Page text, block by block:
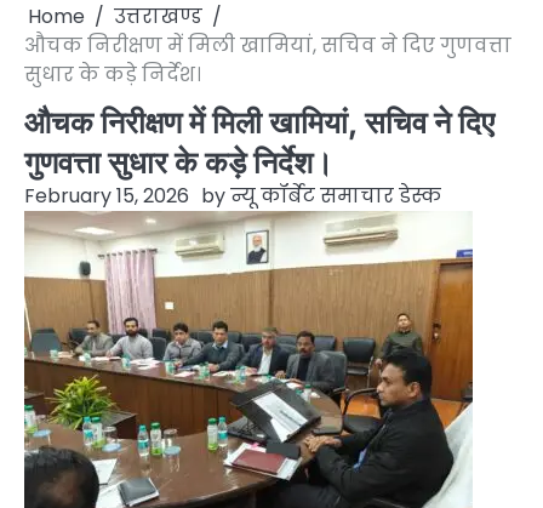
Home
उत्तराखण्ड
औचक निरीक्षण में मिली खामियां, सचिव ने दिए गुणवत्ता
सुधार के कड़े निर्देश।
औचक निरीक्षण में मिली खामियां, सचिव ने दिए
गुणवत्ता सुधार के कड़े निर्देश।
February 15, 2026 byन्यू कॉर्बेट समाचार डेस्क